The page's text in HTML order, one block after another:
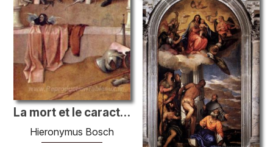
La mort et le caractère
Hieronymus Bosch